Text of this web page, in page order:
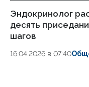
Эндокринолог
десять
шагов
16.04.2026 в 07:40